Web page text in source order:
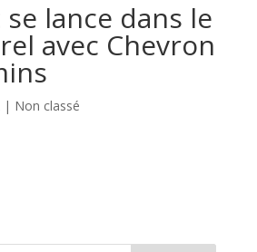
lance dans le
avec Chevron
| Non classé